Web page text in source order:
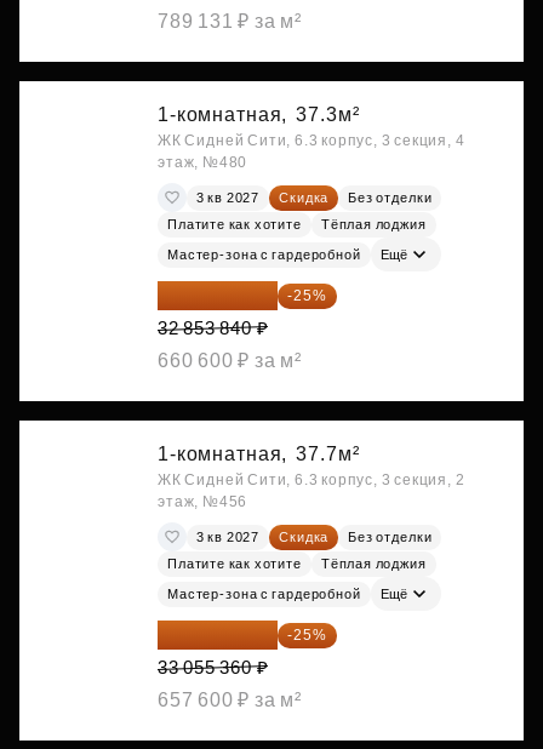
789 131 ₽ за м²
1-комнатная, 37.3м²
ЖК Сидней Сити, 6.3 корпус, 3 секция, 4
этаж, №480
3 кв 2027 Скидка
Без отделки
Платите как хотите
Тёплая лоджия
Мастер-зона с гардеробной Ещё
24 640 380 ₽ -25%
32 853 840 ₽
660 600 ₽ за м²
1-комнатная, 37.7м²
ЖК Сидней Сити, 6.3 корпус, 3 секция, 2
этаж, №456
3 кв 2027 Скидка
Без отделки
Платите как хотите
Тёплая лоджия
Мастер-зона с гардеробной Ещё
24 791 520 ₽ -25%
33 055 360 ₽
657 600 ₽ за м²